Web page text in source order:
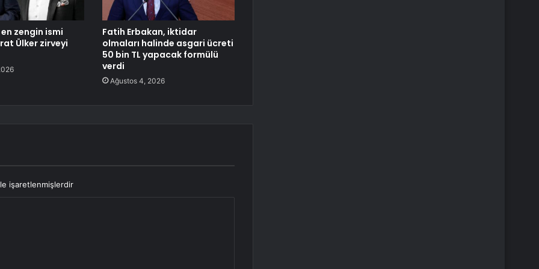
zengin ismi
Ülker zirveyi
Fatih Erbakan, iktidar
olmaları halinde asgari ücreti
50 bin TL yapacak formülü
verdi
Ağustos 4, 2026
işaretlenmişlerdir